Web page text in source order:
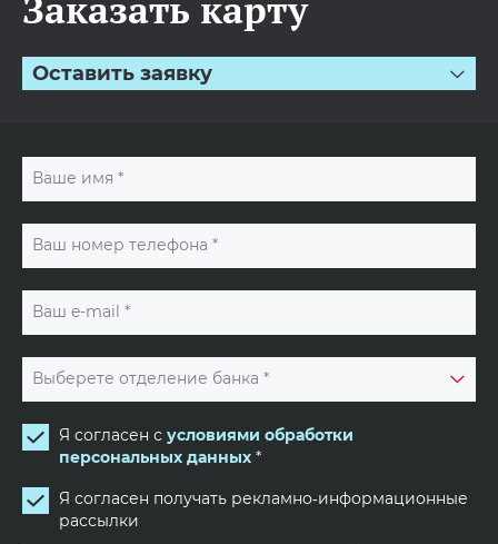
Оставить заявку
Ваше имя *
Ваш номер телефона *
Ваш e-mail *
Выберете отделение банка *
Я согласен с условиями обработки
персональных данных *
Я согласен получать рекламно‑информационные
рассылки